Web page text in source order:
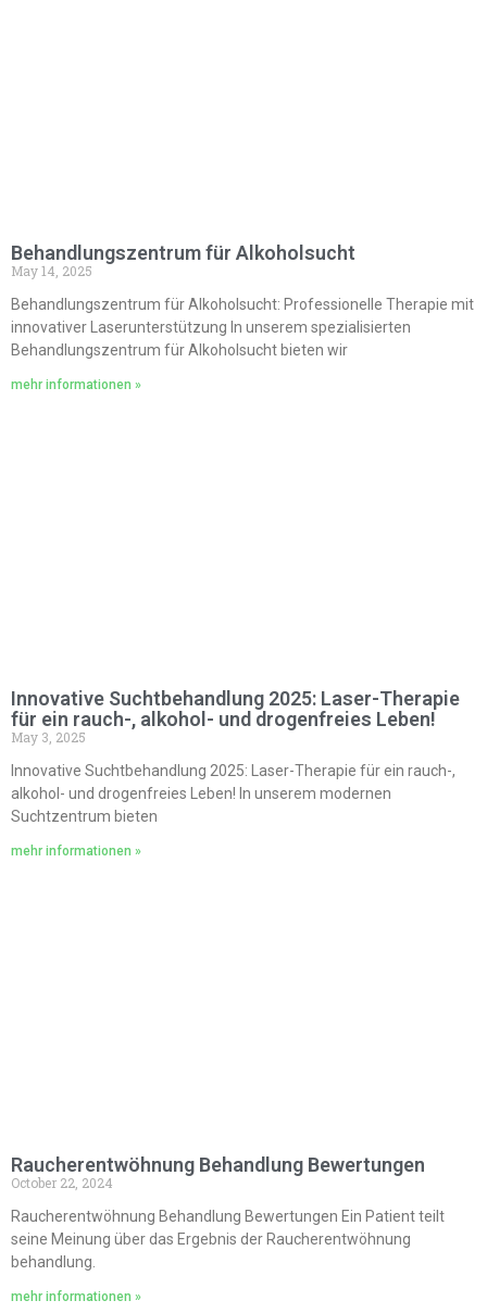
Behandlungszentrum für Alkoholsucht
May 14, 2025
Behandlungszentrum für Alkoholsucht: Professionelle Therapie mit
innovativer Laserunterstützung In unserem spezialisierten
Behandlungszentrum für Alkoholsucht bieten wir
mehr informationen »
Innovative Suchtbehandlung 2025: Laser-Therapie
für ein rauch-, alkohol- und drogenfreies Leben!
May 3, 2025
Innovative Suchtbehandlung 2025: Laser-Therapie für ein rauch-,
alkohol- und drogenfreies Leben! In unserem modernen
Suchtzentrum bieten
mehr informationen »
Raucherentwöhnung Behandlung Bewertungen
October 22, 2024
Raucherentwöhnung Behandlung Bewertungen Ein Patient teilt
seine Meinung über das Ergebnis der Raucherentwöhnung
behandlung.
mehr informationen »